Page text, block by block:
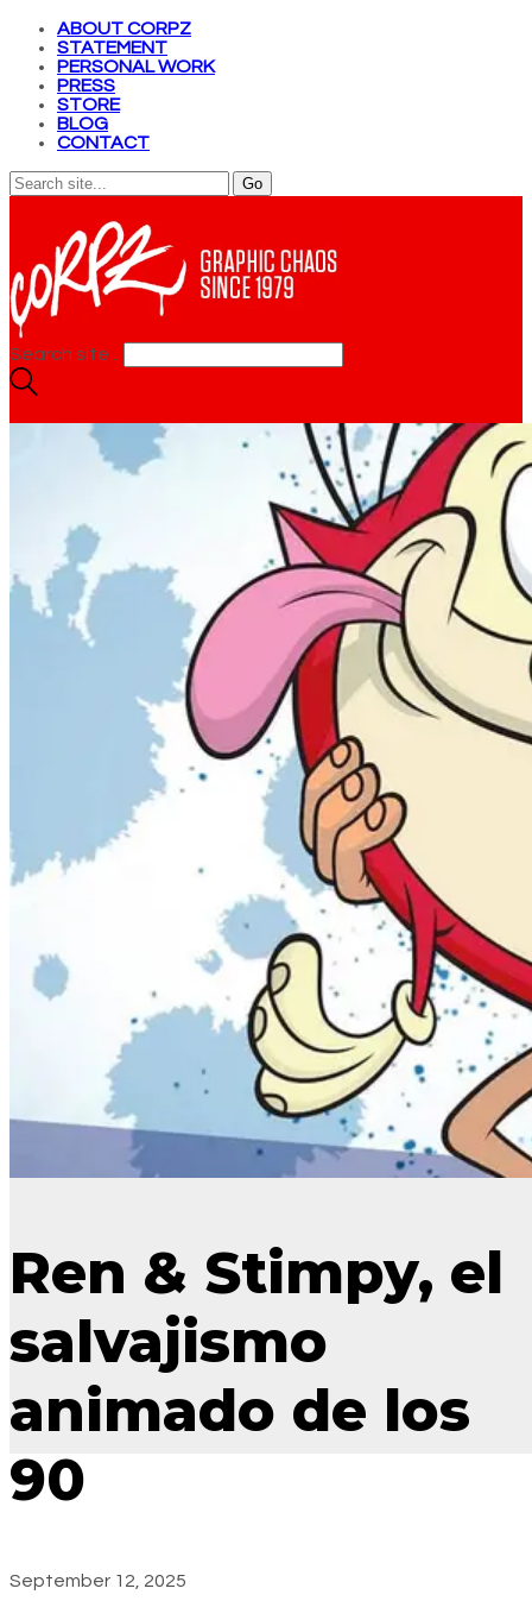
ABOUT CORPZ
STATEMENT
PERSONAL WORK
PRESS
STORE
BLOG
CONTACT
Search site...
Ren & Stimpy, el
salvajismo
animado de los
90
September 12, 2025